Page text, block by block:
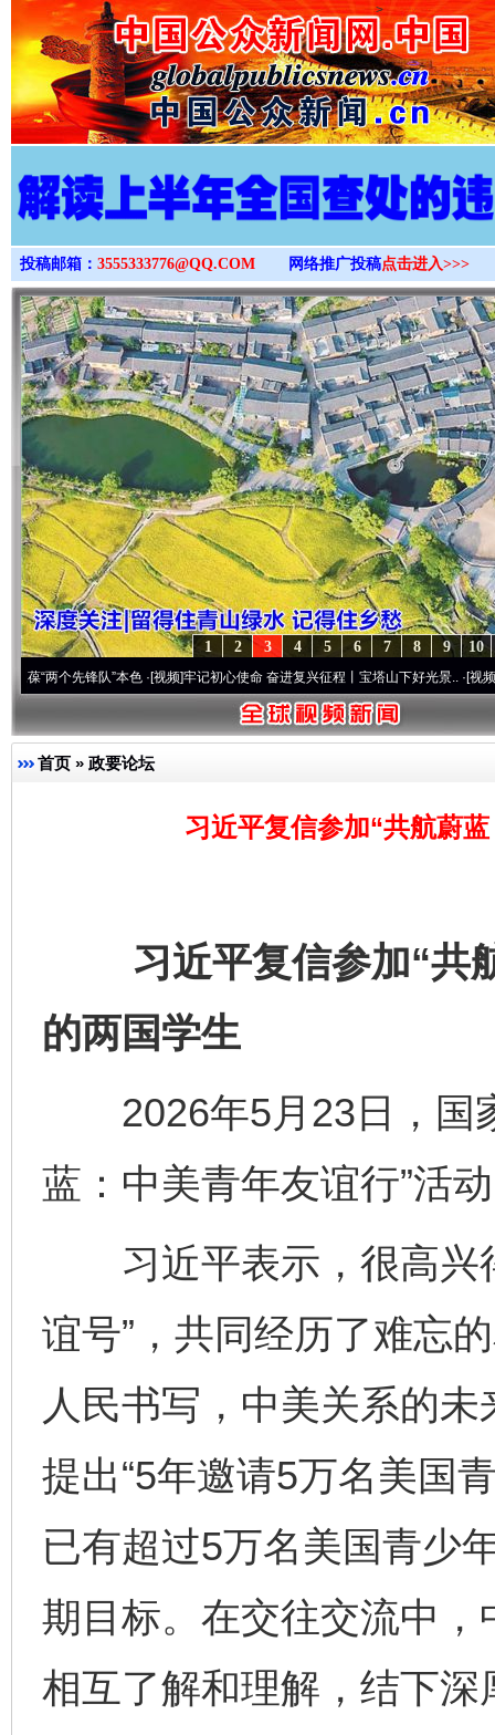
>
投稿邮箱： 3555333776@QQ.COM 网络推广投稿点击进入>>>
10
9
8
7
6
5
4
3
2
1
先锋队”本色·[视频]牢记初心使命 奋进复兴征程丨宝塔山下好光景..·[视频]因党而生
首页 » 政要论坛
习近平复信参加“共航蔚
习近平复信参加“共航
的两国学生
2026年5月23日，国
蓝：中美青年友谊行”活
习近平表示，很高兴
谊号”，共同经历了难忘
人民书写，中美关系的
提出“5年邀请5万名美国
已有超过5万名美国青少
期目标。在交往交流中
相互了解和理解，结下